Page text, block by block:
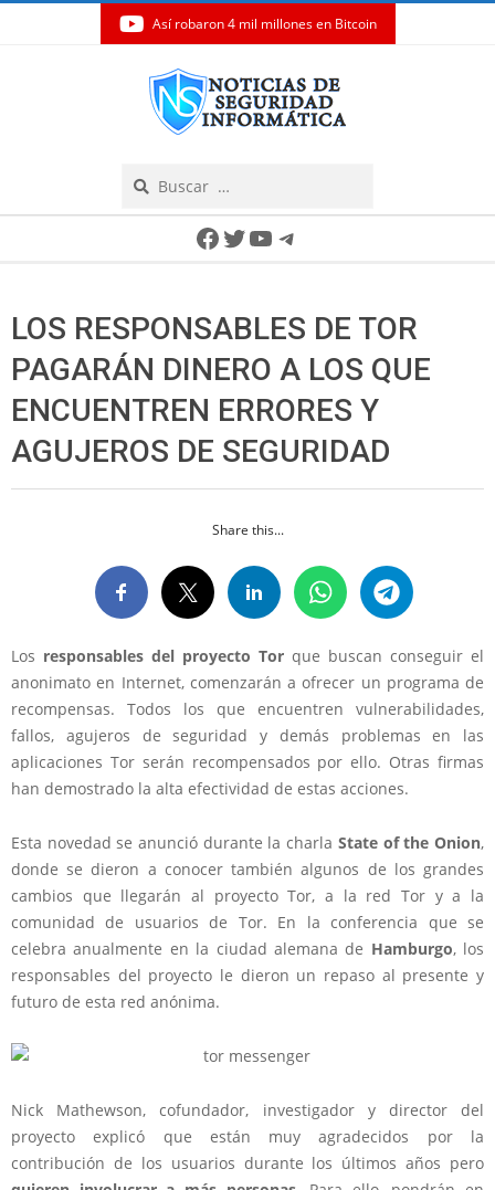
Así robaron 4 mil millones en Bitcoin
Facebook
Twitter
YouTube
Telegram
LOS RESPONSABLES DE TOR
PAGARÁN DINERO A LOS QUE
ENCUENTREN ERRORES Y
AGUJEROS DE SEGURIDAD
Share this...
Los responsables del proyecto Tor que buscan conseguir el
anonimato en Internet, comenzarán a ofrecer un programa de
recompensas. Todos los que encuentren vulnerabilidades,
fallos, agujeros de seguridad y demás problemas en las
aplicaciones Tor serán recompensados por ello. Otras firmas
han demostrado la alta efectividad de estas acciones.
Esta novedad se anunció durante la charla State of the Onion,
donde se dieron a conocer también algunos de los grandes
cambios que llegarán al proyecto Tor, a la red Tor y a la
comunidad de usuarios de Tor. En la conferencia que se
celebra anualmente en la ciudad alemana de Hamburgo, los
responsables del proyecto le dieron un repaso al presente y
futuro de esta red anónima.
Nick Mathewson, cofundador, investigador y director del
proyecto explicó que están muy agradecidos por la
contribución de los usuarios durante los últimos años pero